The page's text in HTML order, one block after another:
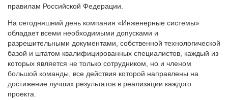
правилам Российской Федерации.
На сегодняшний день компания «Инженерные системы»
обладает всеми необходимыми допусками и
разрешительными документами, собственной технологической
базой и штатом квалифицированных специалистов, каждый из
которых является не только сотрудником, но и членом
большой команды, все действия которой направлены на
достижение лучших результатов в реализации каждого
проекта.